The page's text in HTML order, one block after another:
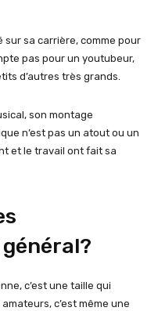
sur sa carrière, comme pour
pas pour un youtubeur,
d’autres très grands.
son montage
n’est pas un atout ou un
et le travail ont fait sa
c’est une taille qui
c’est même une